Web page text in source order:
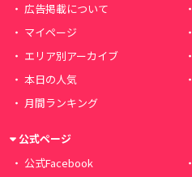
広告掲載について
マイページ
エリア別アーカイブ
本日の人気
月間ランキング
公式ページ
公式Facebook